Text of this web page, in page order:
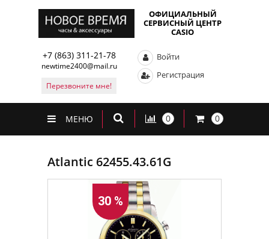
ОФИЦИАЛЬНЫЙ
СЕРВИСНЫЙ ЦЕНТР
CASIO
+7 (863) 311-21-78
newtime2400@mail.ru
Перезвоните мне!
Войти
Регистрация
МЕНЮ 0 0
Atlantic 62455.43.61G
30 %